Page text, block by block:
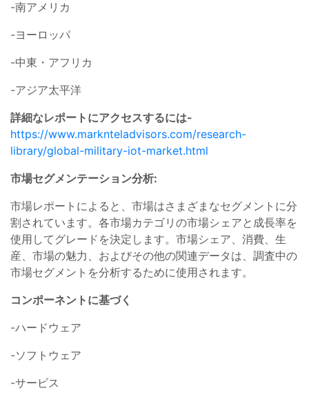
-南アメリカ
-ヨーロッパ
-中東・アフリカ
-アジア太平洋
詳細なレポートにアクセスするには-
https://www.marknteladvisors.com/research-
library/global-military-iot-market.html
市場セグメンテーション分析:
市場レポートによると、市場はさまざまなセグメントに分
割されています。各市場カテゴリの市場シェアと成長率を
使用してグレードを決定します。市場シェア、消費、生
産、市場の魅力、およびその他の関連データは、調査中の
市場セグメントを分析するために使用されます。
コンポーネントに基づく
-ハードウェア
-ソフトウェア
-サービス